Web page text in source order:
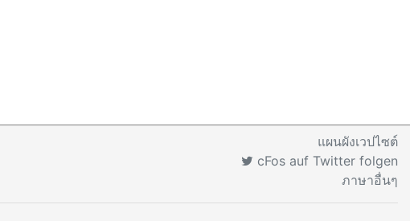
แผนผังเวปไซต์
cFos auf Twitter folgen
ภาษาอื่นๆ